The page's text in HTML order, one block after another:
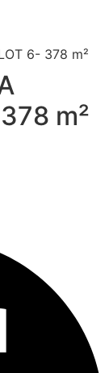
6- 378 m²
m²